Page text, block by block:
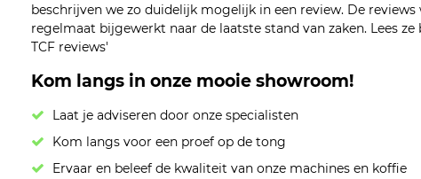
beschrijven we zo duidelijk mogelijk in een review. De
regelmaat bijgewerkt naar de laatste stand van zaken. Lees
TCF reviews'
Kom langs in onze mooie showroom!
Laat je adviseren door onze specialisten
Kom langs voor een proef op de tong
Ervaar en beleef de kwaliteit van onze machines en koffie